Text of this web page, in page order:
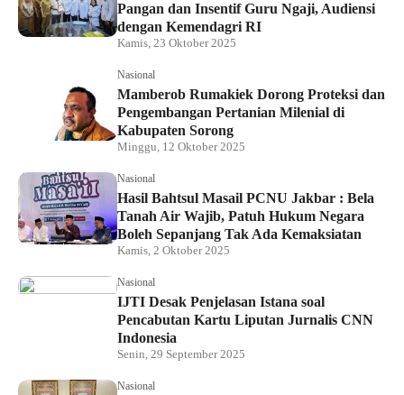
Pangan dan Insentif Guru Ngaji, Audiensi
dengan Kemendagri RI
Kamis, 23 Oktober 2025
Nasional
Mamberob Rumakiek Dorong Proteksi dan
Pengembangan Pertanian Milenial di
Kabupaten Sorong
Minggu, 12 Oktober 2025
Nasional
Hasil Bahtsul Masail PCNU Jakbar : Bela
Tanah Air Wajib, Patuh Hukum Negara
Boleh Sepanjang Tak Ada Kemaksiatan
Kamis, 2 Oktober 2025
Nasional
IJTI Desak Penjelasan Istana soal
Pencabutan Kartu Liputan Jurnalis CNN
Indonesia
Senin, 29 September 2025
Nasional